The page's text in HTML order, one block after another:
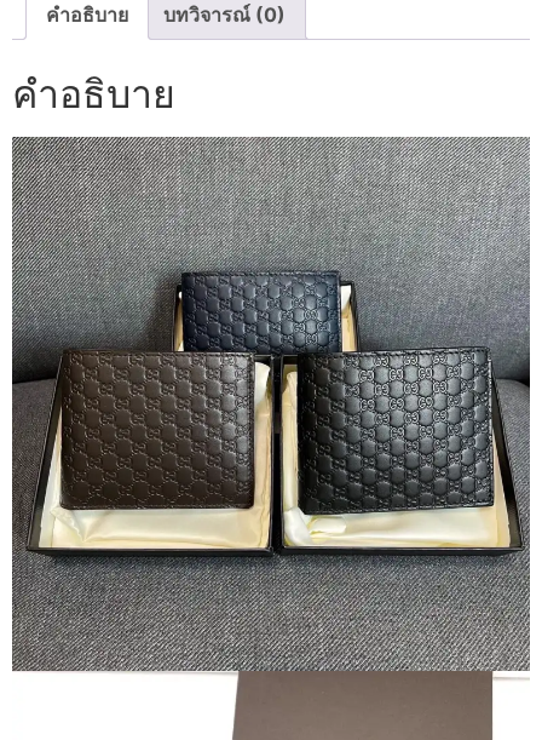
คำอธิบาย บทวิจารณ์ (0)
คำอธิบาย